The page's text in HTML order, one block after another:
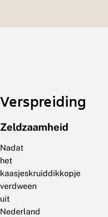
Verspreiding
Zeldzaamheid
Nadat
het
kaasjeskruiddikkopje
verdween
uit
Nederland